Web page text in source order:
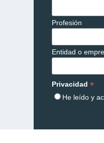
Profesión
Entidad o
Privacidad*
He leído y